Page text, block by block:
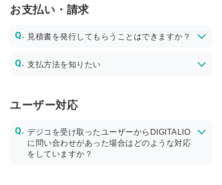
お支払い・請求
見積書を発行してもらうことはできますか？
支払方法を知りたい
ユーザー対応
デジコを受け取ったユーザーからDIGITALIO
に問い合わせがあった場合はどのような対応
をしていますか？